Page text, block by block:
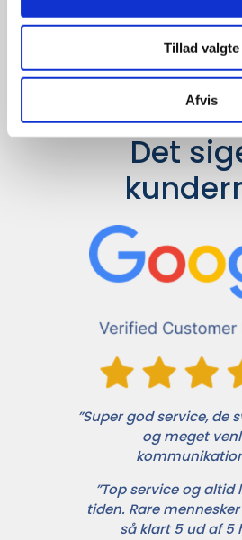
Tillad valgte
Afvis
så finder vi det helt
til en konkurrence
Det
”Super god service, de
og meget
”Top service og altid
tiden. Rare
så klart 5 ud af 5